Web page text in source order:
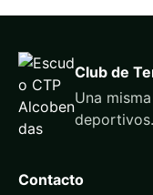
Club de
Una
deportivos.
Contacto